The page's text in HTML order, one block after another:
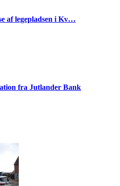
af legepladsen i Kv…
fra Jutlander Bank